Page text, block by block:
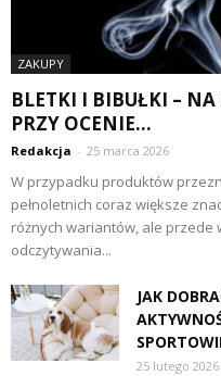
ZAKUPY
BLETKI I BIBUŁKI – NA
PRZY OCENIE...
Redakcja - 25 marca 2026
W przypadku produktów
pełnoletnich coraz większe
różnych wariantów, ale przede
odczytywania...
JAK
25 lutego 2026